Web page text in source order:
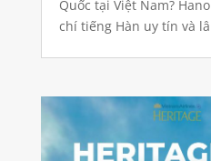
Quốc tại Việt Nam?
chí tiếng Hàn uy tín và